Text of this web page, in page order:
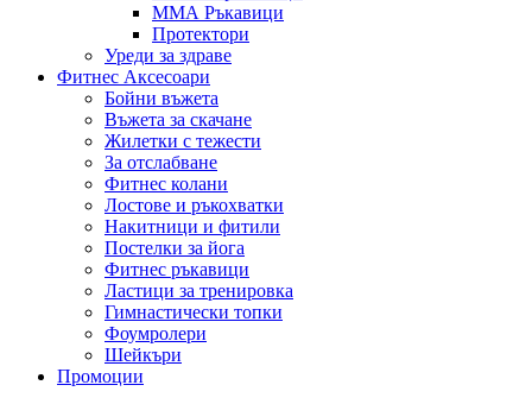
ММА Ръкавици
Протектори
Уреди за здраве
Фитнес Аксесоари
Бойни въжета
Въжета за скачане
Жилетки с тежести
За отслабване
Фитнес колани
Лостове и ръкохватки
Накитници и фитили
Постелки за йога
Фитнес ръкавици
Ластици за тренировка
Гимнастически топки
Фоумролери
Шейкъри
Промоции